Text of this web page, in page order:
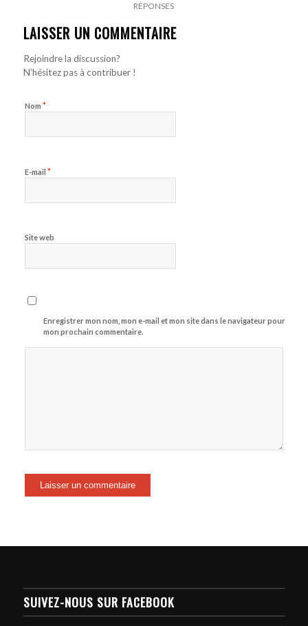
RÉPONSES
LAISSER UN COMMENTAIRE
Rejoindre la discussion?
N’hésitez pas à contribuer !
Nom *
E-mail *
Site web
Enregistrer mon nom, mon e-mail et mon site dans le navigateur pour
mon prochain commentaire.
SUIVEZ-NOUS SUR FACEBOOK